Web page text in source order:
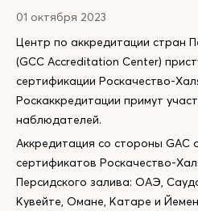
01 октября 2023
Центр по аккредитации стран
(GCC Accreditation Center)
сертификации Роскачество-
Роскаккредитации примут
наблюдателей.
Аккредитация со стороны GAC
сертификатов Роскачество-
Персидского залива: ОАЭ,
Кувейте, Омане, Катаре и